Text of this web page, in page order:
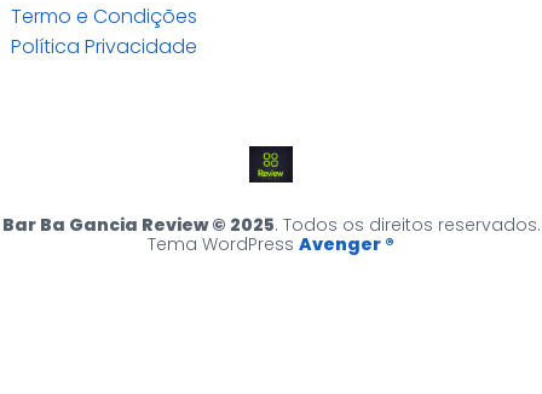
Termo e Condições
Política Privacidade
Bar Ba Gancia Review © 2025. Todos os direitos reservados.
Tema WordPress Avenger ®